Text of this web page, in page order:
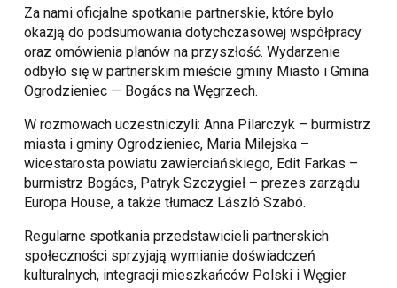
Za nami oficjalne spotkanie partnerskie, które było
okazją do podsumowania dotychczasowej współpracy
oraz omówienia planów na przyszłość. Wydarzenie
odbyło się w partnerskim mieście gminy Miasto i Gmina
Ogrodzieniec — Bogács na Węgrzech.
W rozmowach uczestniczyli: Anna Pilarczyk – burmistrz
miasta i gminy Ogrodzieniec, Maria Milejska –
wicestarosta powiatu zawierciańskiego, Edit Farkas –
burmistrz Bogács, Patryk Szczygieł – prezes zarządu
Europa House, a także tłumacz László Szabó.
Regularne spotkania przedstawicieli partnerskich
społeczności sprzyjają wymianie doświadczeń
kulturalnych, integracji mieszkańców Polski i Węgier